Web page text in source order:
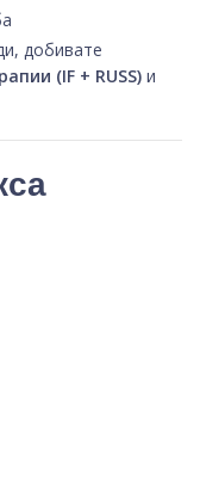
добивате
(IF + RUSS) и